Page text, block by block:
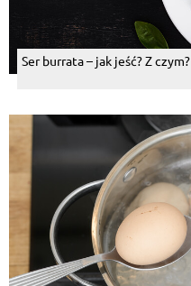
Ser burrata – jak jeść? Z czym?